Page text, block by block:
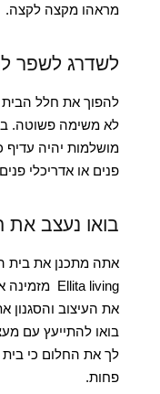
מראהו מקצה לקצה.
לשדרג לשפר
להפוך את חלל
לא משימה פשוטה.
מושלמות יהיה עדיף
פנים או אדריכלי
בואו נעצב את
אתה מתכנן את בית
Ellita living מזמינה
את העיצוב והסגנון
בואו להתייעץ עם
לך את החלום כי
פחות.